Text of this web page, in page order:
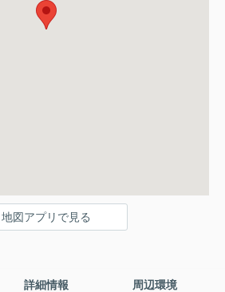
地図アプリで見る
詳細情報 周辺環境